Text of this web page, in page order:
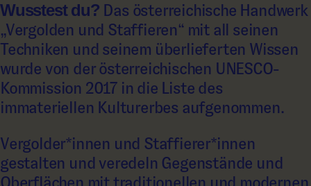
Wusstest du? Das österreichische Handwerk
„Vergolden und Staffieren“ mit all seinen
Techniken und seinem überlieferten Wissen
wurde von der österreichischen UNESCO-
Kommission 2017 in die Liste des
immateriellen Kulturerbes aufgenommen.
Vergolder*innen und Staffierer*innen
gestalten und veredeln Gegenstände und